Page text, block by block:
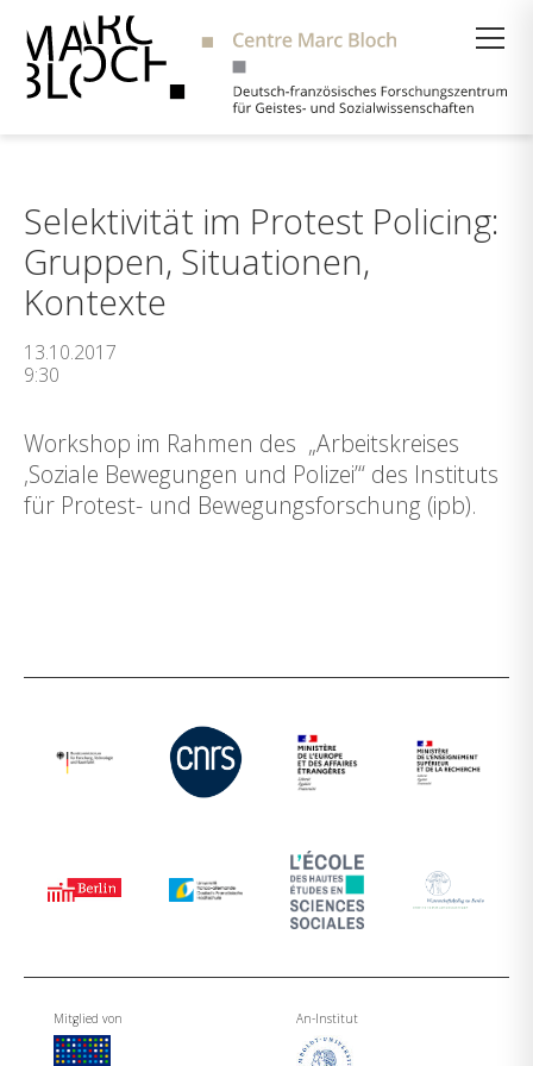
Selektivität im Protest Policing:
Gruppen, Situationen,
Kontexte
13.10.2017
9:30
Workshop im Rahmen des „Arbeitskreises
‚Soziale Bewegungen und Polizei’“ des Instituts
für Protest- und Bewegungsforschung (ipb).
Mitglied von An-Institut